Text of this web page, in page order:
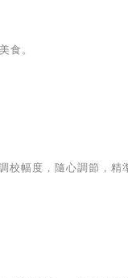
食。
校幅度，隨心調節，